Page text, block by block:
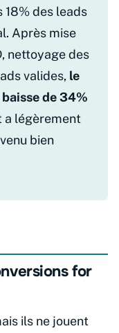
des leads
Après mise
nettoyage des
valides, le
de 34%
a légèrement
bien
for
ils ne jouent